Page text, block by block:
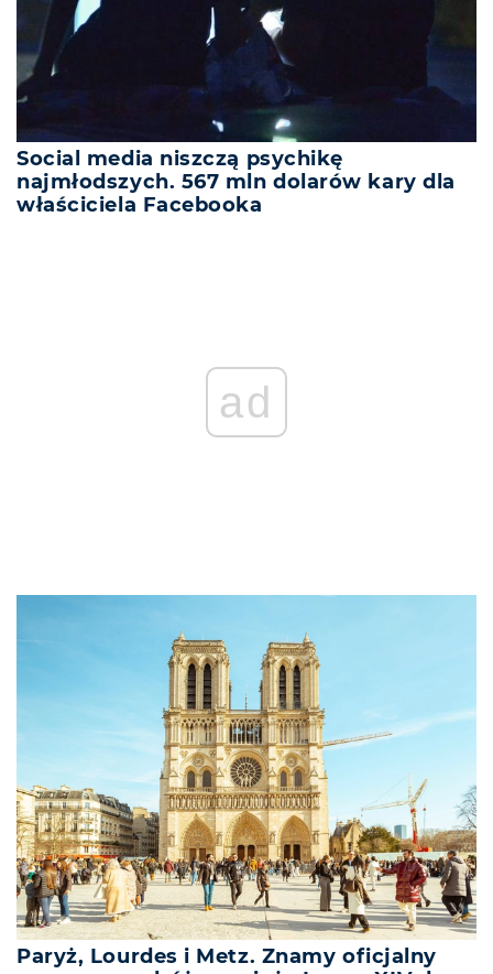
Social media niszczą psychikę
najmłodszych. 567 mln dolarów kary dla
właściciela Facebooka
ad
Paryż, Lourdes i Metz. Znamy oficjalny